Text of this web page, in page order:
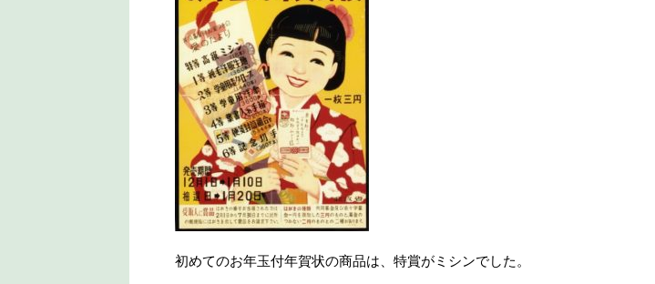
初めてのお年玉付年賀状の商品は、特賞がミシンでした。